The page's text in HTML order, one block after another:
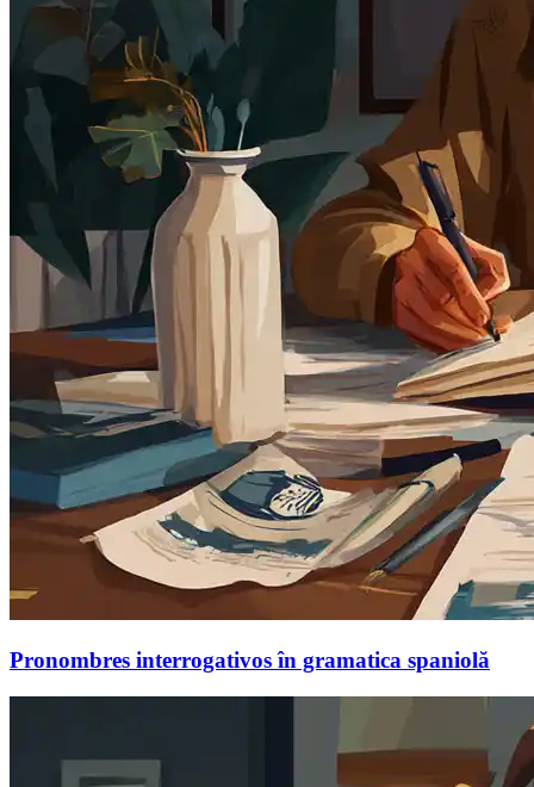
Pronombres interrogativos în gramatica spaniolă